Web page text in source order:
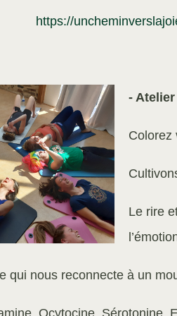
: https://
-
Colorez
Le rire
qui nous reconnecte à un
Ocytocine,